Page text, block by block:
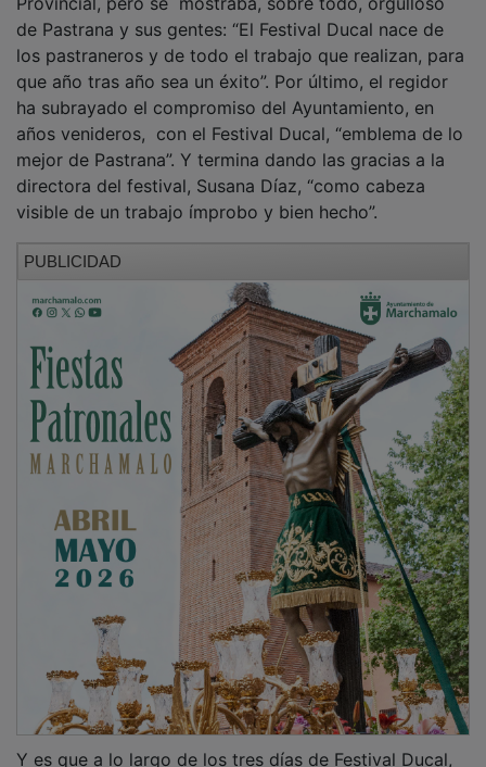
de Pastrana y sus gentes: “El Festival Ducal nace de
los pastraneros y de todo el trabajo que realizan, para
que año tras año sea un éxito”. Por último, el regidor
ha subrayado el compromiso del Ayuntamiento, en
años venideros, con el Festival Ducal, “emblema de lo
mejor de Pastrana”. Y termina dando las gracias a la
directora del festival, Susana Díaz, “como cabeza
visible de un trabajo ímprobo y bien hecho”.